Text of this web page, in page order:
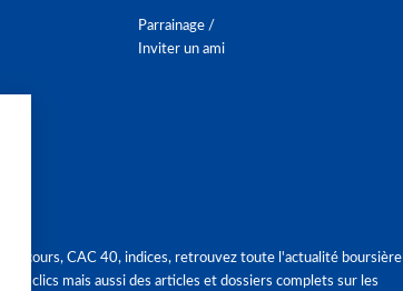
Parrainage /
Inviter un ami
cours, CAC 40, indices, retrouvez toute l'actualité boursière
clics mais aussi des articles et dossiers complets sur les